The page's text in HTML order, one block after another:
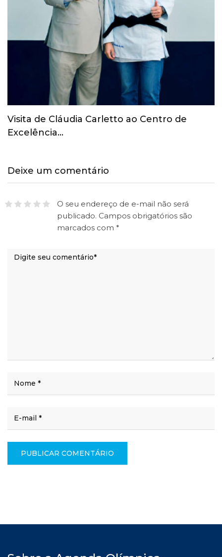
COI revoga suspensão provisória do Comitê
Olímpico Russo
Deixe um comentário
O seu endereço de e-mail não será
publicado. Campos obrigatórios são
marcados com *